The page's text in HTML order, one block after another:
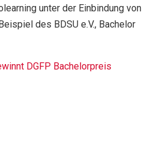
unter der Einbindung von
des BDSU e.V., Bachelor
DGFP Bachelorpreis